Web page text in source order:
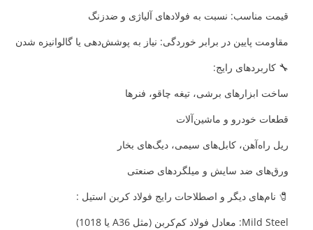
قیمت مناسب: نسبت به فولادهای آلیاژی و ضدزنگ
مقاومت پایین در برابر خوردگی: نیاز به پوشش‌دهی یا گالوانیزه شدن
🔧 کاربردهای رایج:
ساخت ابزارهای برشی، تیغه چاقو، فنرها
قطعات خودرو و ماشین‌آلات
ریل راه‌آهن، کابل‌های سیمی، دیگ‌های بخار
ورق‌های ضد سایش و میلگردهای صنعتی
🧷 نام‌های دیگر و اصطلاحات رایج فولاد کربن استیل :
Mild Steel: معادل فولاد کم‌کربن (مثل A36 یا 1018)